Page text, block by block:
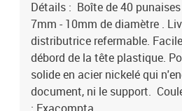
Détails : Boîte de 40
7mm - 10mm de diamètre .
distributrice refermable.
débord de la tête plastique.
solide en acier nickelé qui
document, ni le support.